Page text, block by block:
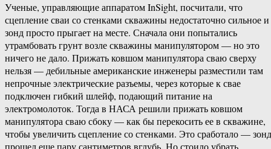
Ученые, управляющие аппаратом InSight, посчитали, что
сцепление сваи со стенками скважины недостаточно сильное и
зонд просто прыгает на месте. Сначала они попытались
утрамбовать грунт возле скважины манипулятором — но это
ничего не дало. Прижать ковшом манипулятора сваю сверху
нельзя — дебильные американские инженеры разместили там
непрочные электрические разъемы, через которые к свае
подключен гибкий шлейф, подающий питание на
электромолоток. Тогда в НАСА решили прижать ковшом
манипулятора сваю сбоку — как бы перекосить ее в скважине,
чтобы увеличить сцепление со стенками. Это сработало — зонд